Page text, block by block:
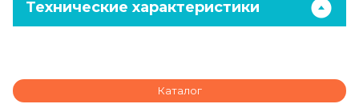
Технические характеристики
Каталог